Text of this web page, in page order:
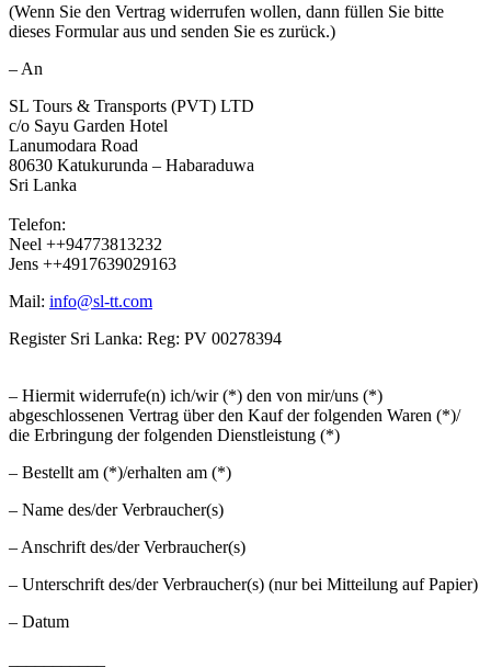
(Wenn Sie den Vertrag widerrufen wollen, dann füllen Sie bitte
dieses Formular aus und senden Sie es zurück.)
– An
SL Tours & Transports (PVT) LTD
c/o Sayu Garden Hotel
Lanumodara Road
80630 Katukurunda – Habaraduwa
Sri Lanka
Telefon:
Neel ++94773813232
Jens ++4917639029163
Mail: info@sl-tt.com
Register Sri Lanka: Reg: PV 00278394
– Hiermit widerrufe(n) ich/wir (*) den von mir/uns (*)
abgeschlossenen Vertrag über den Kauf der folgenden Waren (*)/
die Erbringung der folgenden Dienstleistung (*)
– Bestellt am (*)/erhalten am (*)
– Name des/der Verbraucher(s)
– Anschrift des/der Verbraucher(s)
– Unterschrift des/der Verbraucher(s) (nur bei Mitteilung auf Papier)
– Datum